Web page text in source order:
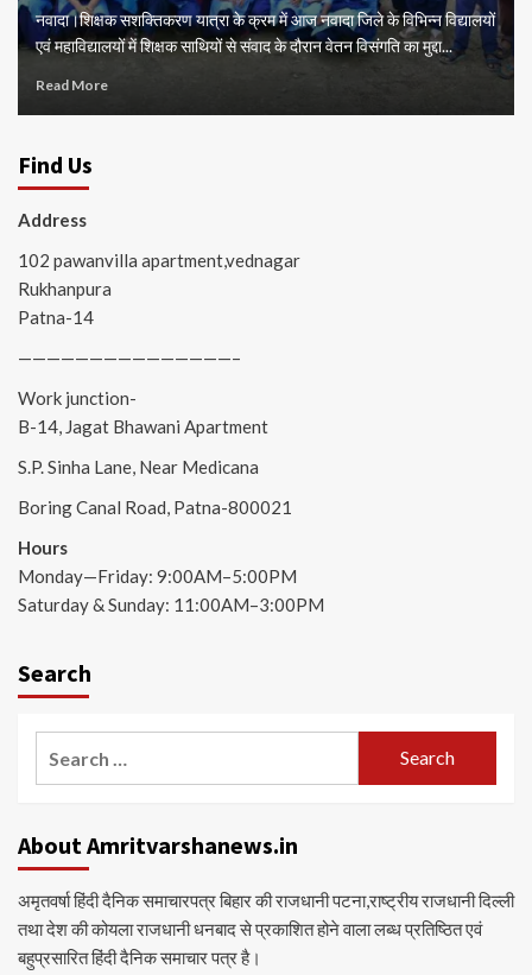
नवादा।शिक्षक सशक्तिकरण यात्रा के क्रम में आज नवादा जिले के विभिन्न विद्यालयों
एवं महाविद्यालयों में शिक्षक साथियों से संवाद के दौरान वेतन विसंगति का मुद्दा...
Read More
Find Us
Address
102 pawanvilla apartment,vednagar
Rukhanpura
Patna-14
———————————————–
Work junction-
B-14, Jagat Bhawani Apartment
S.P. Sinha Lane, Near Medicana
Boring Canal Road, Patna-800021
Hours
Monday—Friday: 9:00AM–5:00PM
Saturday & Sunday: 11:00AM–3:00PM
Search
About Amritvarshanews.in
अमृतवर्षा हिंदी दैनिक समाचारपत्र बिहार की राजधानी पटना,राष्ट्रीय राजधानी दिल्ली
तथा देश की कोयला राजधानी धनबाद से प्रकाशित होने वाला लब्ध प्रतिष्ठित एवं
बहुप्रसारित हिंदी दैनिक समाचार पत्र है।